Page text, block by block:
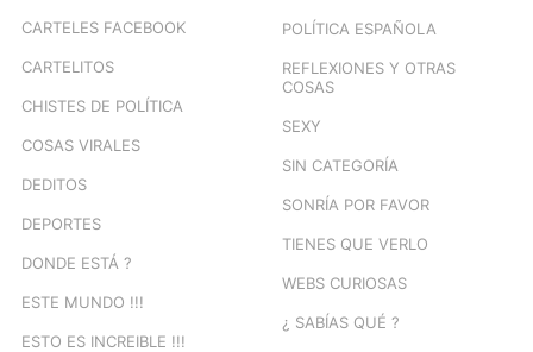
CARTELES FACEBOOK
CARTELITOS
CHISTES DE POLÍTICA
COSAS VIRALES
DEDITOS
DEPORTES
DONDE ESTÁ ?
ESTE MUNDO !!!
ESTO ES INCREIBLE !!!
POLÍTICA ESPAÑOLA
REFLEXIONES Y OTRAS
COSAS
SEXY
SIN CATEGORÍA
SONRÍA POR FAVOR
TIENES QUE VERLO
WEBS CURIOSAS
¿ SABÍAS QUÉ ?